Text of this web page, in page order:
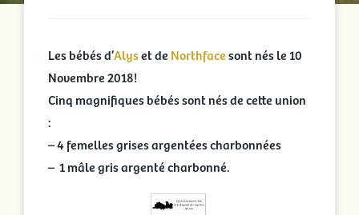
Les bébés d’Alyset de Northfacesont nés le 10
Novembre 2018!
Cinq magnifiques bébés sont nés de cette union
:
– 4 femelles grises argentées charbonnées
– 1 mâle gris argenté charbonné.